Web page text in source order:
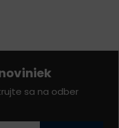
sa na odber